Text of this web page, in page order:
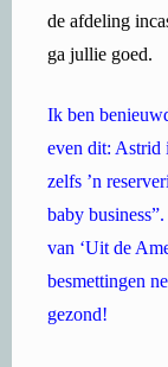
de afdeling
ga jullie goed.
Ik ben
even dit: Astrid
zelfs ’n
baby
van ‘Uit de
besmettingen
gezond!